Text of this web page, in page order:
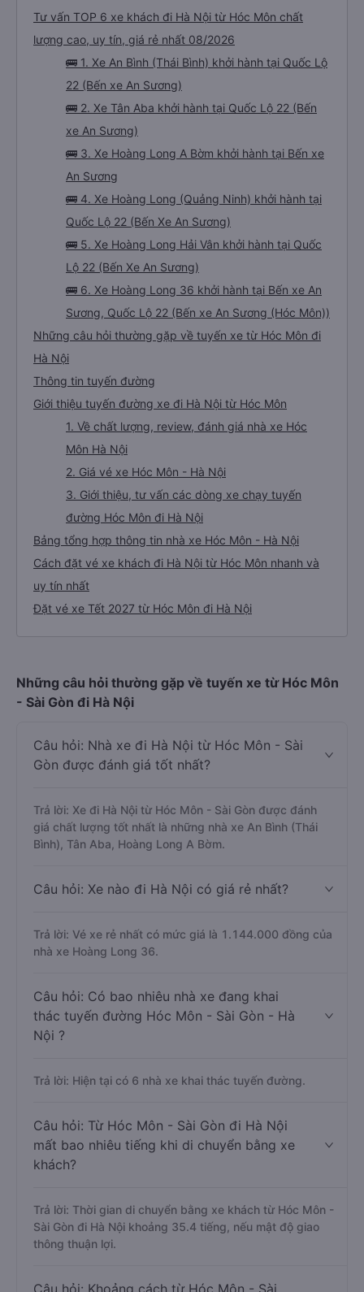
Tư vấn TOP 6 xe khách đi Hà Nội từ Hóc Môn chất
lượng cao, uy tín, giá rẻ nhất 08/2026
🚌 1. Xe An Bình (Thái Bình) khởi hành tại Quốc Lộ
22 (Bến xe An Sương)
🚌 2. Xe Tân Aba khởi hành tại Quốc Lộ 22 (Bến
xe An Sương)
🚌 3. Xe Hoàng Long A Bờm khởi hành tại Bến xe
An Sương
🚌 4. Xe Hoàng Long (Quảng Ninh) khởi hành tại
Quốc Lộ 22 (Bến Xe An Sương)
🚌 5. Xe Hoàng Long Hải Vân khởi hành tại Quốc
Lộ 22 (Bến Xe An Sương)
🚌 6. Xe Hoàng Long 36 khởi hành tại Bến xe An
Sương, Quốc Lộ 22 (Bến xe An Sương (Hóc Môn))
Những câu hỏi thường gặp về tuyến xe từ Hóc Môn đi
Hà Nội
Thông tin tuyến đường
Giới thiệu tuyến đường xe đi Hà Nội từ Hóc Môn
1. Về chất lượng, review, đánh giá nhà xe Hóc
Môn Hà Nội
2. Giá vé xe Hóc Môn - Hà Nội
3. Giới thiệu, tư vấn các dòng xe chạy tuyến
đường Hóc Môn đi Hà Nội
Bảng tổng hợp thông tin nhà xe Hóc Môn - Hà Nội
Cách đặt vé xe khách đi Hà Nội từ Hóc Môn nhanh và
uy tín nhất
Đặt vé xe Tết 2027 từ Hóc Môn đi Hà Nội
Những câu hỏi thường gặp về tuyến xe từ Hóc Môn
- Sài Gòn đi Hà Nội
Câu hỏi: Nhà xe đi Hà Nội từ Hóc Môn - Sài
Gòn được đánh giá tốt nhất?
Trả lời: Xe đi Hà Nội từ Hóc Môn - Sài Gòn được đánh
giá chất lượng tốt nhất là những nhà xe An Bình (Thái
Bình), Tân Aba, Hoàng Long A Bờm.
Câu hỏi: Xe nào đi Hà Nội có giá rẻ nhất?
Trả lời: Vé xe rẻ nhất có mức giá là 1.144.000 đồng của
nhà xe Hoàng Long 36.
Câu hỏi: Có bao nhiêu nhà xe đang khai
thác tuyến đường Hóc Môn - Sài Gòn - Hà
Nội ?
Trả lời: Hiện tại có 6 nhà xe khai thác tuyến đường.
Câu hỏi: Từ Hóc Môn - Sài Gòn đi Hà Nội
mất bao nhiêu tiếng khi di chuyển bằng xe
khách?
Trả lời: Thời gian di chuyển bằng xe khách từ Hóc Môn -
Sài Gòn đi Hà Nội khoảng 35.4 tiếng, nếu mật độ giao
thông thuận lợi.
Câu hỏi: Khoảng cách từ Hóc Môn - Sài